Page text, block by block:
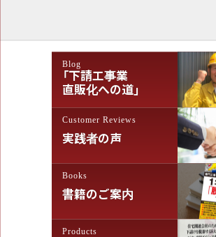
Blog
「下請工事業
直販化への道」
Customer Reviews
実践者の声
Books
書籍のご案内
Products